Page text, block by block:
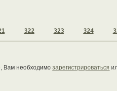
322 323 324
Вам необходимо зарегистрироваться